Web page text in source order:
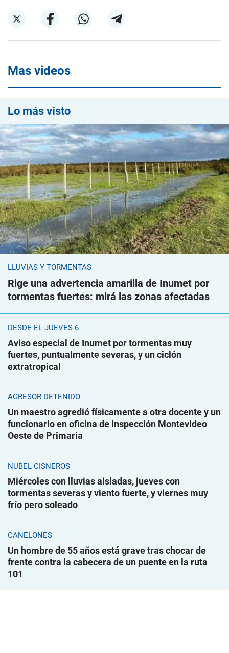
Mas videos
Lo más visto
LLUVIAS Y TORMENTAS
Rige una advertencia amarilla de Inumet por
tormentas fuertes: mirá las zonas afectadas
DESDE EL JUEVES 6
Aviso especial de Inumet por tormentas muy
fuertes, puntualmente severas, y un ciclón
extratropical
AGRESOR DETENIDO
Un maestro agredió físicamente a otra docente y un
funcionario en oficina de Inspección Montevideo
Oeste de Primaria
NUBEL CISNEROS
Miércoles con lluvias aisladas, jueves con
tormentas severas y viento fuerte, y viernes muy
frío pero soleado
CANELONES
Un hombre de 55 años está grave tras chocar de
frente contra la cabecera de un puente en la ruta
101